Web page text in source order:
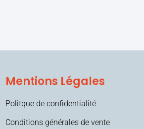
Mentions Légales
Politque de confidentialité
Conditions générales de vente